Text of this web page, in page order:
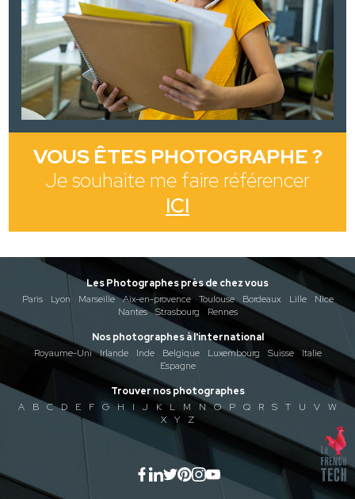
VOUS ÊTES PHOTOGRAPHE ?
Je souhaite me faire référencer
ICI
Les Photographes près de chez vous
Paris
Lyon Marseille Aix-en-provence Toulouse Bordeaux Lille
Nice
Nantes
Strasbourg
Rennes
Nos photographes à l'international
Royaume-Uni
Irlande Inde Belgique Luxembourg Suisse
Italie
Espagne
Trouver nos photographes
A
B C D E F G H I J K L M N O P Q R S T U V
W
X
Y Z